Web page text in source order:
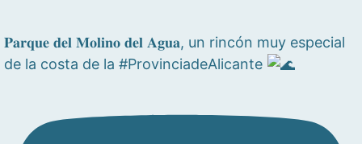
𝐏𝐚𝐫𝐪𝐮𝐞 𝐝𝐞𝐥 𝐌𝐨𝐥𝐢𝐧𝐨 𝐝𝐞𝐥 𝐀𝐠𝐮𝐚, un rincón muy especial
de la costa de la #ProvinciadeAlicante